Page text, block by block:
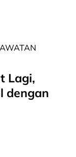
Lagi,
dengan